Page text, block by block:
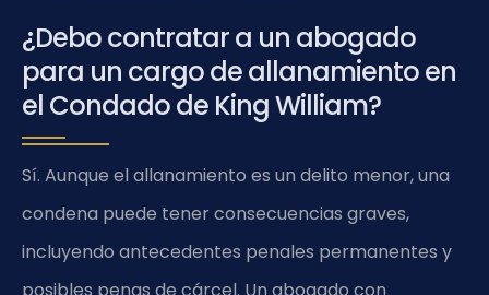
¿Debo contratar a un abogado
para un cargo de allanamiento en
el Condado de King William?
Sí. Aunque el allanamiento es un delito menor, una
condena puede tener consecuencias graves,
incluyendo antecedentes penales permanentes y